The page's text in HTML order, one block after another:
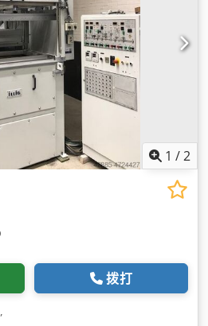
1 /2
拨打
,